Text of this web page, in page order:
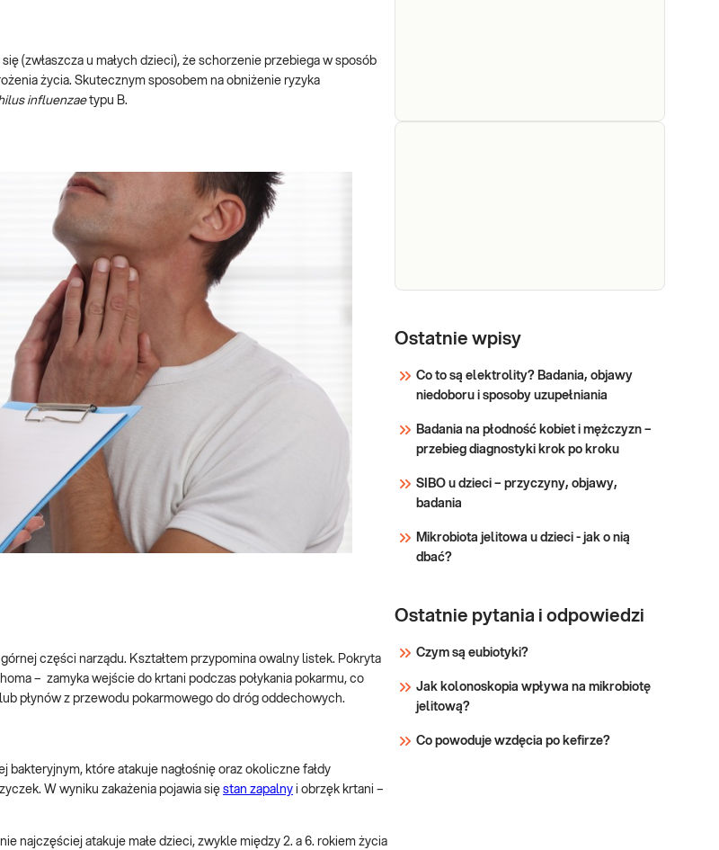
(zwłaszcza u małych dzieci), że schorzenie przebiega w sposób
życia. Skutecznym sposobem na obniżenie ryzyka
influenzaetypu B.
części narządu. Kształtem przypomina owalny listek. Pokryta
– zamyka wejście do krtani podczas połykania pokarmu, co
płynów z przewodu pokarmowego do dróg oddechowych.
bakteryjnym, które atakuje nagłośnię oraz okoliczne fałdy
W wyniku zakażenia pojawia się stan zapalny i obrzęk krtani –
najczęściej atakuje małe dzieci, zwykle między 2. a 6. rokiem życia
z krtani
mykol.)
Badanie mykologiczne
mykologiczne wykonywane ze
wskazań lekarza, który decyduje
stosowanego aktualnie leczenia
ogólnego i miejscowego.
Sprawdź
Ostatnie wpisy
Co to są elektrolity? Badania, objawy
niedoboru i sposoby uzupełniania
Badania na płodność kobiet i mężczyzn –
przebieg diagnostyki krok po kroku
SIBO u dzieci – przyczyny, objawy,
badania
Mikrobiota jelitowa u dzieci - jak o nią
dbać?
Ostatnie pytania i odpowiedzi
Czym są eubiotyki?
Jak kolonoskopia wpływa na mikrobiotę
jelitową?
Co powoduje wzdęcia po kefirze?